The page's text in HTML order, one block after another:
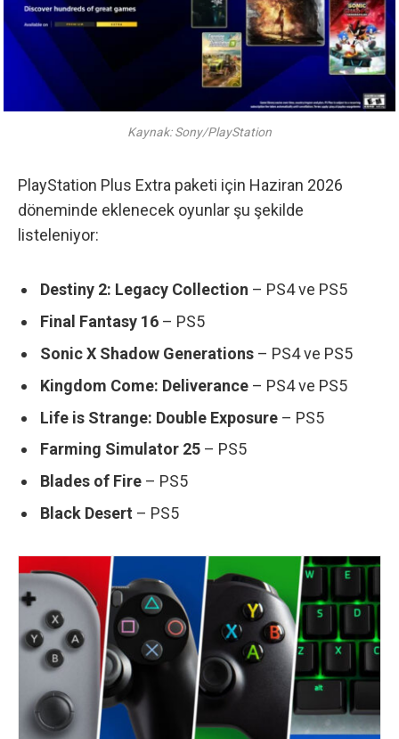
Kaynak: Sony/PlayStation
PlayStation Plus Extra paketi için Haziran 2026
döneminde eklenecek oyunlar şu şekilde
listeleniyor:
Destiny 2: Legacy Collection – PS4 ve PS5
Final Fantasy 16 – PS5
Sonic X Shadow Generations – PS4 ve PS5
Kingdom Come: Deliverance – PS4 ve PS5
Life is Strange: Double Exposure – PS5
Farming Simulator 25 – PS5
Blades of Fire – PS5
Black Desert – PS5